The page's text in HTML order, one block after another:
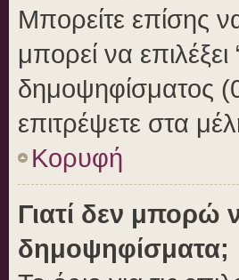
Μπορείτε επίσης
μπορεί να
δημοψηφίσματος
επιτρέψετε στα
Κορυφή
Γιατί δεν μπορώ
δημοψηφίσματα;